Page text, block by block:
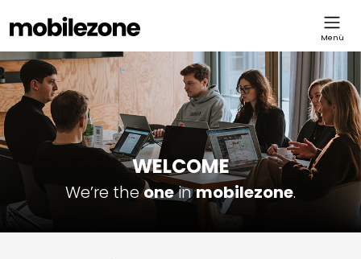
WELCOME
We’re theoneinmobilezone.